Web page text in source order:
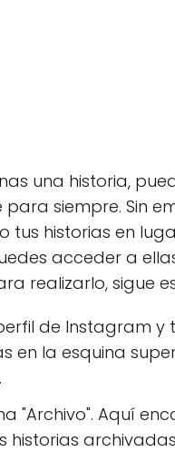
una historia,
siempre. Sin
tus historias en
acceder a
realizarlo, sigue
de Instagram y
en la esquina
"Archivo". Aquí
historias